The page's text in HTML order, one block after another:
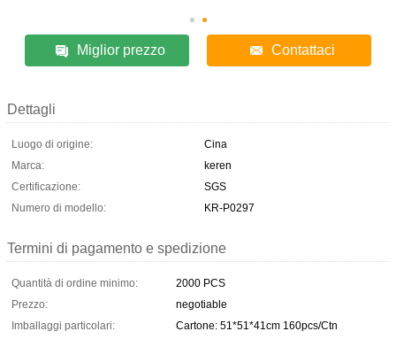
Miglior prezzo Contattaci
Dettagli
Luogo di origine:
Cina
Marca:
keren
Certificazione:
SGS
Numero di modello:
KR-P0297
Termini di pagamento e spedizione
Quantità di ordine minimo:
2000 PCS
Prezzo:
negotiable
Imballaggi particolari:
Cartone: 51*51*41cm 160pcs/Ctn